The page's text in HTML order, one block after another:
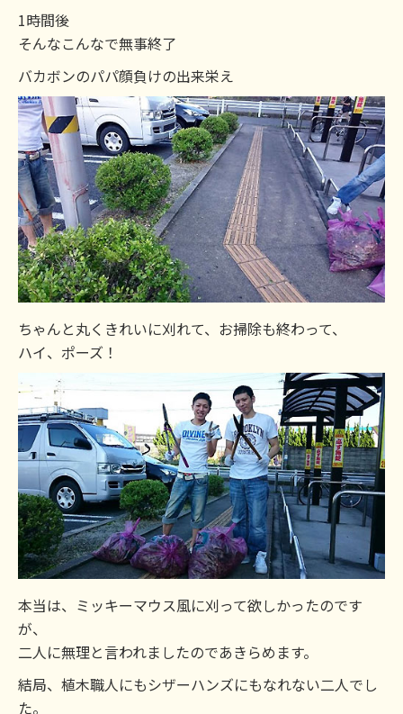
1時間後
そんなこんなで無事終了
バカボンのパパ顔負けの出来栄え
ちゃんと丸くきれいに刈れて、お掃除も終わって、
ハイ、ポーズ！
本当は、ミッキーマウス風に刈って欲しかったのです
が、
二人に無理と言われましたのであきらめます。
結局、植木職人にもシザーハンズにもなれない二人でし
た。